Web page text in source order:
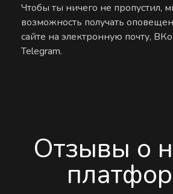
Чтобы ты ничего не пропустил,
возможность получать
сайте на электронную почту,
Telegram.
Отзывы о